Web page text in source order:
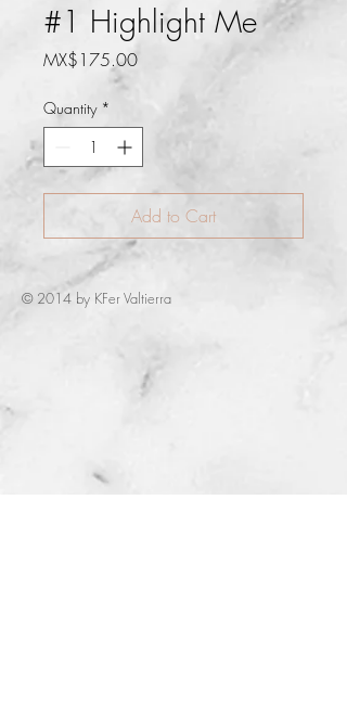
#1 Highlight Me
MX$175.00Price
Quantity *
Add to Cart
© 2014 by KFer Valtierra